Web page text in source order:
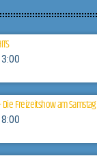
Freizeitshow am Samstag